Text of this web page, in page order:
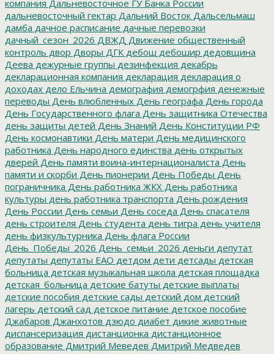
компания Дальневосточное ГУ Банка России
дальневосточный гектар Дальний Восток Дальсельмаш
дамба дачное расписание дачные перевозки
дачный_сезон_2026 ДВЖД Движение общественный
контроль двор Дворы ДГК дебош дебошир дедовщина
Деева дежурные группы дезинфекция декабрь
декларационная компания декларация декларация о
доходах дело Ельчина демография демогрфия денежные
переводы День влюбленных День географа День города
День Государственного флага День защитника Отечества
день защиты детей День Знаний День Конституции РФ
День космонавтики День матери День медицинского
работника День народного единства день открытых
дверей День памяти воина-интернационалиста День
памяти и скорби День пионерии День Победы День
пограничника День работника ЖКХ День работника
культуры день работника транспорта День рождения
День России День семьи День соседа День спасателя
день строителя День студента день тигра день учителя
день физкультурника День флага России
День_Победы_2026 День_семьи_2026 деньги депутат
депутаты депутаты ЕАО детдом дети детсады детская
больница детская музыкальная школа детская площадка
детская_больница детские батуты детские выплаты
детские пособия детские сады детский дом детский
лагерь детский сад детское питание детское пособие
Джабаров Джанхотов дзюдо диабет дикие животные
диспансеризация дистанционка дистанционное
образование Дмитрий Меведев Дмитрий Медведев